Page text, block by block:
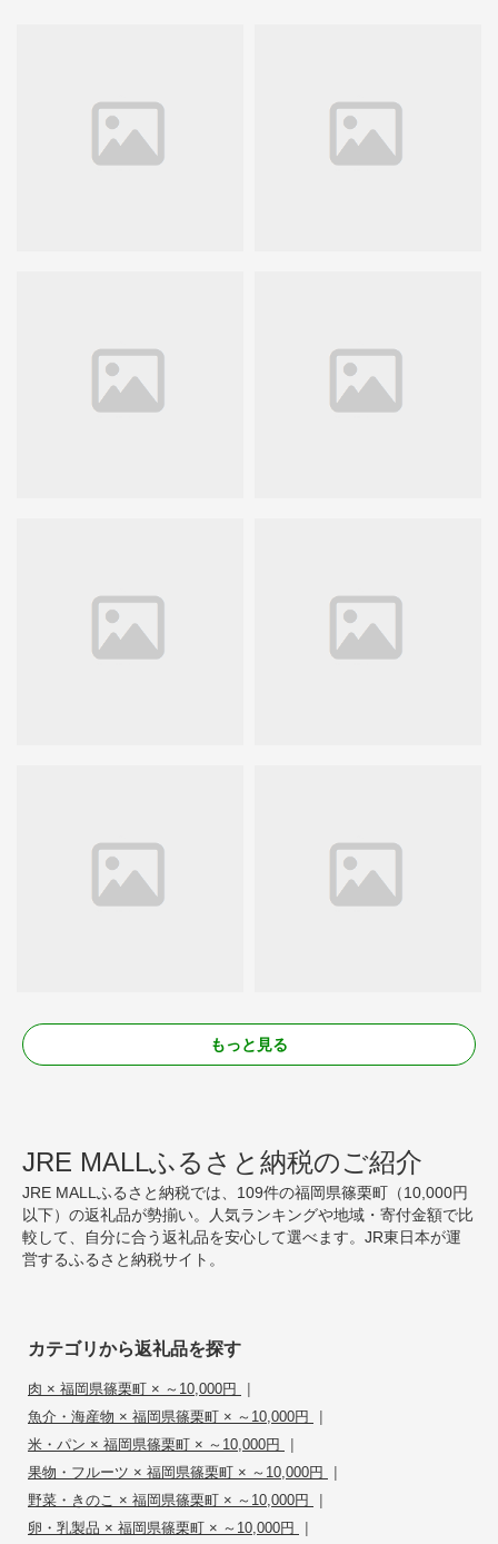
もっと見る
JRE MALLふるさと納税のご紹介
JRE MALLふるさと納税では、109件の福岡県篠栗町（10,000円
以下）の返礼品が勢揃い。人気ランキングや地域・寄付金額で比
較して、自分に合う返礼品を安心して選べます。JR東日本が運
営するふるさと納税サイト。
カテゴリから返礼品を探す
肉 × 福岡県篠栗町 × ～10,000円 |
魚介・海産物 × 福岡県篠栗町 × ～10,000円 |
米・パン × 福岡県篠栗町 × ～10,000円 |
果物・フルーツ × 福岡県篠栗町 × ～10,000円 |
野菜・きのこ × 福岡県篠栗町 × ～10,000円 |
卵・乳製品 × 福岡県篠栗町 × ～10,000円 |